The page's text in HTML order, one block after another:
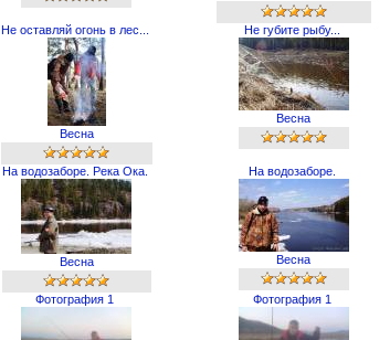
Не оставляй огонь в лес...
Весна
Не губите рыбу...
Весна
На водозаборе. Река Ока.
Весна
На водозаборе.
Весна
Фотография 1 Фотография 1